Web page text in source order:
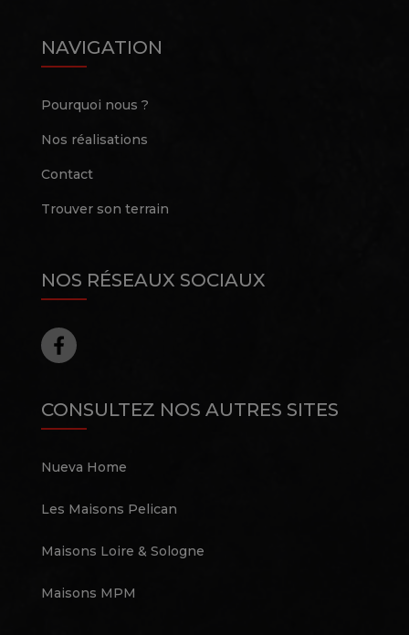
NAVIGATION
Pourquoi nous ?
Nos réalisations
Contact
Trouver son terrain
NOS RÉSEAUX SOCIAUX
CONSULTEZ NOS AUTRES SITES
Nueva Home
Les Maisons Pelican
Maisons Loire & Sologne
Maisons MPM